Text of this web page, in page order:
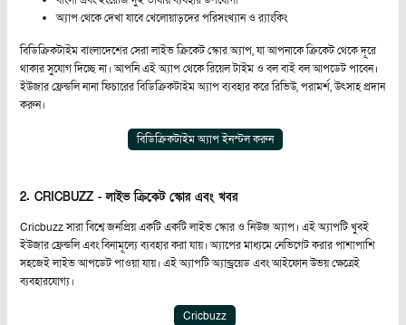
অ্যাপ থেকে দেখা যাবে খেলোয়াড়দের পরিসংখ্যান ও র‌্যাংকিং
বিডিক্রিকটাইম বাংলাদেশের সেরা লাইভ ক্রিকেট স্কোর অ্যাপ, যা আপনাকে ক্রিকেট থেকে দূরে
থাকার সুযোগ দিচ্ছে না। আপনি এই অ্যাপ থেকে রিয়েল টাইম ও বল বাই বল আপডেট পাবেন।
ইউজার ফ্রেন্ডলি নানা ফিচারের বিডিক্রিকটাইম অ্যাপ ব্যবহার করে রিভিউ, পরামর্শ, উৎসাহ প্রদান
করুন।
বিডিক্রিকটাইম অ্যাপ ইনস্টল করুন
2. CRICBUZZ - লাইভ ক্রিকেট স্কোর এবং খবর
Cricbuzz সারা বিশ্বে জনপ্রিয় একটি একটি লাইভ স্কোর ও নিউজ অ্যাপ। এই অ্যাপটি খুবই
ইউজার ফ্রেন্ডলি এবং বিনামূল্যে ব্যবহার করা যায়। অ্যাপের মাধ্যমে নেভিগেট করার পাশাপাশি
সহজেই লাইভ আপডেট পাওয়া যায়। এই অ্যাপটি অ্যান্ড্রয়েড এবং আইফোন উভয় ক্ষেত্রেই
ব্যবহারযোগ্য।
Cricbuzz